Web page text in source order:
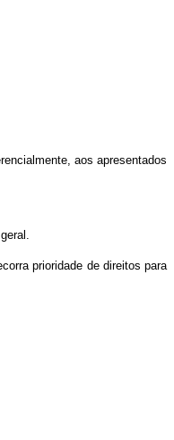
aos apresentados
prioridade de direitos para